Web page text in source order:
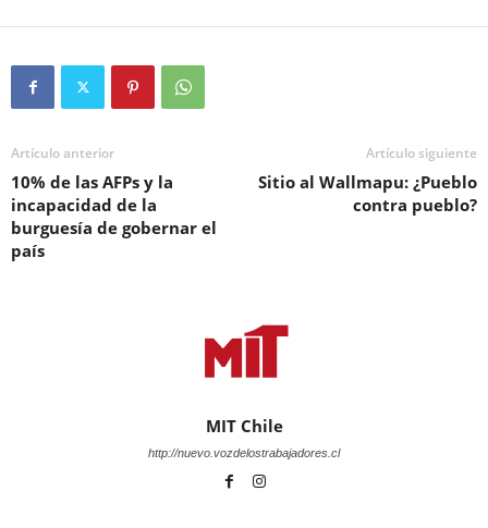
Artículo anterior
10% de las AFPs y la
incapacidad de la
burguesía de gobernar el
país
Artículo siguiente
Sitio al Wallmapu: ¿Pueblo
contra pueblo?
MIT Chile
http://nuevo.vozdelostrabajadores.cl